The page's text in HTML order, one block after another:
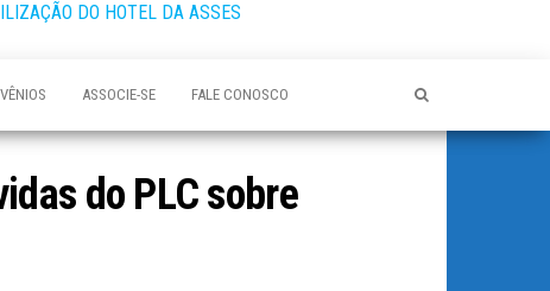
DO HOTEL DA ASSES
ASSOCIE-SE FALE CONOSCO
do PLC sobre